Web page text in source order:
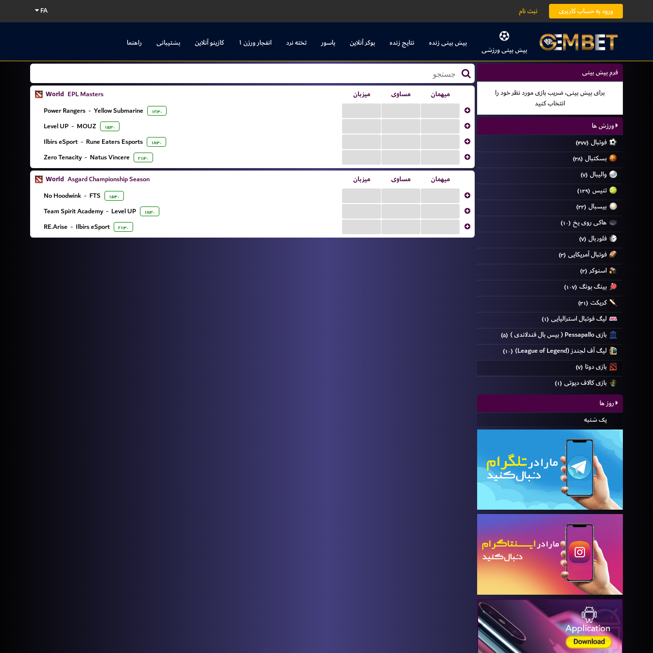
FA ورود به حساب کاربری ثبت نام
پیش بینی ورزشی
پیش بینی زنده نتایج زنده پوکر آنلاین پاسور تخته نرد انفجار ورژن ۱ کازینو آنلاین پشتیبانی راهنما
فرم پیش بینی
برای پیش بینی، ضریب بازی مورد نظر خود را
انتخاب کنید
ورزش ها
فوتبال (۴۷۷)
بسکتبال (۳۸)
والیبال (۷)
تنیس (۱۲۹)
بیسبال (۲۲)
هاکی روی یخ (۱۰)
فلوربال (۷)
فوتبال آمریکایی (۳)
اسنوکر (۲)
پینگ پونگ (۱۰۷)
کریکت (۳۱)
لیگ فوتبال استرالیایی (۱)
بازی Pessapallo ( بیس بال فندلاندی ) (۵)
لیگ آف لجندز (League of Legend) (۱۰)
بازی دوتا (۷)
بازی کالاف دیوتی (۱)
روز ها
یک شنبه
World EPL Masters میزبان مساوی میهمان
Power Rangers - Yellow Submarine ۱۲:۳۰
Level UP - MOUZ ۱۵:۳۰
Ilbirs eSport - Rune Eaters Esports ۱۸:۳۰
Zero Tenacity - Natus Vincere ۲۱:۳۰
World Asgard Championship Season میزبان مساوی میهمان
No Hoodwink - FTS ۱۵:۳۰
Team Spirit Academy - Level UP ۱۸:۳۰
RE.Arise - Ilbirs eSport ۲۱:۳۰